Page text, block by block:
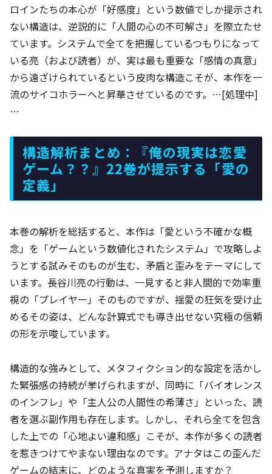
ロインたちの本心が「好感度」という数値でしか提示され
ない構造は、逆説的に「人間の心の不可解さ」を際立たせ
ています。システムで全てを把握しているつもりになって
いる亮（および読者）が、実は最も重要な「感情の真意」
から遠ざけられているという皮肉な構造こそが、本作を一
流のサイコホラーへと昇華させているのです。…[処理中]
…
構造解析まとめ：『俺の現実は恋愛
ゲーム？？』22巻が提示する「愛の
定義」
本巻の解析を総括すると、本作は「愛という不確かな概
念」を「ゲームという数値化されたシステム」で攻略しよ
うとする試みそのものが生む、矛盾と歪みをテーマにして
います。長谷川亮の行動は、一見すると非人間的で効率重
視の「プレイヤー」そのものですが、揺愛の狂気を受け止
めるその姿は、どんな計算式でも導き出せない究極の信頼
の形を示唆しています。
構造的な強みとして、メタフィクション的な設定を活かし
た緊張感の持続が挙げられますが、同時に「バイオレンス
のインフレ」や「主人公の人間性の希薄さ」といった、読
者を選ぶ副作用も存在します。しかし、それら全てを包含
した上での「心地よい違和感」こそが、本作が多くの読者
を惹きつけてやまない理由なのです。アナタはこの歪んだ
ゲームの結末に、どのような真実を予測しますか？